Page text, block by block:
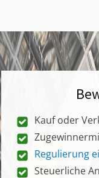
Kauf oder
Regulierung
Steuerliche